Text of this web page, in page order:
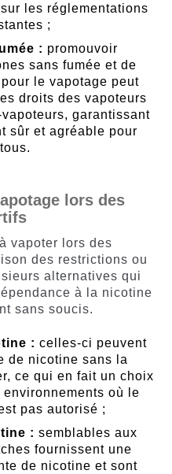
les réglementations
;
: promouvoir
sans fumée et de
le vapotage peut
droits des vapoteurs
garantissant
sûr et agréable pour
tous.
lors des
vapoter lors des
des restrictions ou
alternatives qui
à la nicotine
sans soucis.
: celles-ci peuvent
de nicotine sans la
ce qui en fait un choix
où le
pas autorisé ;
: semblables aux
fournissent une
de nicotine et sont